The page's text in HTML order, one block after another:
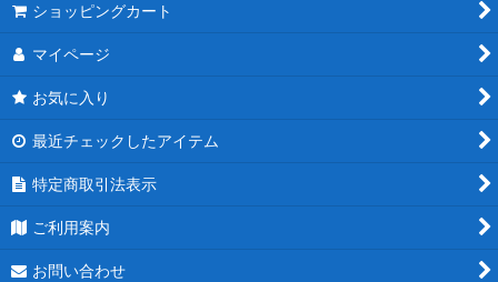
ショッピングカート
マイページ
お気に入り
最近チェックしたアイテム
特定商取引法表示
ご利用案内
お問い合わせ